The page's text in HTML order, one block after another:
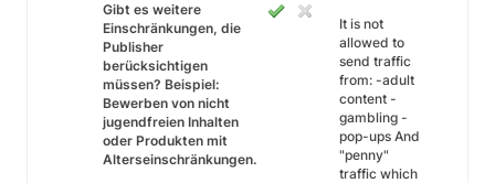
Gibt es weitere
Einschränkungen, die
Publisher
berücksichtigen
müssen? Beispiel:
Bewerben von nicht
jugendfreien Inhalten
oder Produkten mit
Alterseinschränkungen.
It is not
allowed to
send traffic
from: -adult
content -
gambling -
pop-ups And
"penny"
traffic which